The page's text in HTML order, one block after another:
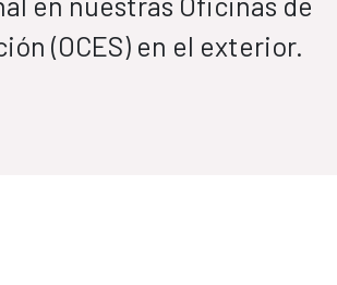
(OCES) en el exterior.